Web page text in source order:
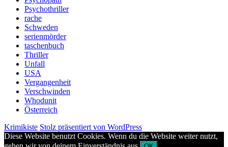
Psychothriller
rache
Schweden
serienmörder
taschenbuch
Thriller
Unfall
USA
Vergangenheit
Verschwinden
Whodunit
Österreich
Krimikiste Stolz präsentiert von WordPress
Diese Website benutzt Cookies. Wenn du die Website weiter nutzt,